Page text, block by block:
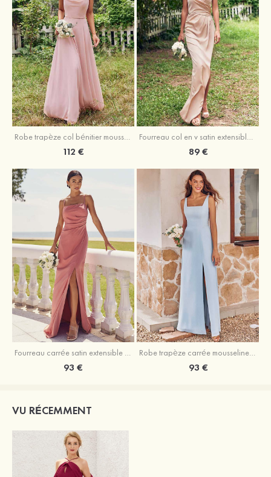
Robe trapèze col bénitier mousseline ras du sol robe de demoiselle d'honneur
112 €
Fourreau col en v satin extensible asymétrique robe de demoiselle d'honneur
89 €
93 € 93 €
VU RÉCEMMENT